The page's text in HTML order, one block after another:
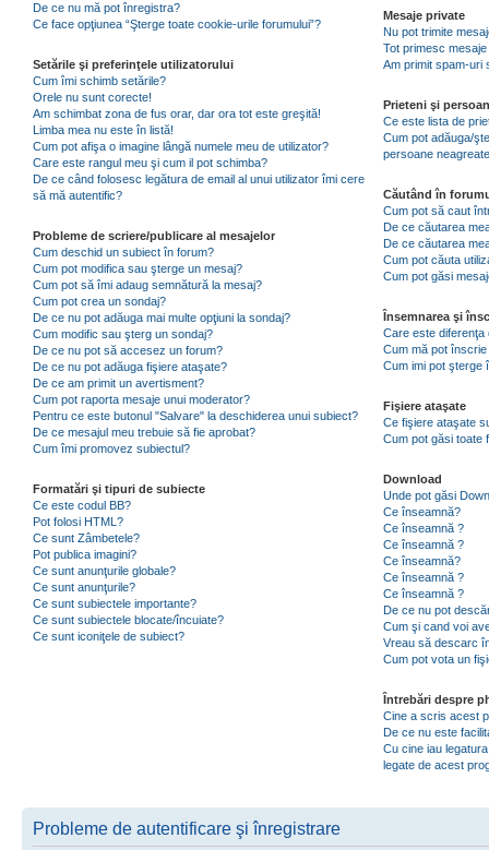
De ce nu mă pot înregistra?
Ce face opţiunea “Şterge toate cookie-urile forumului”?
Setările şi preferinţele utilizatorului
Cum îmi schimb setările?
Orele nu sunt corecte!
Am schimbat zona de fus orar, dar ora tot este greşită!
Limba mea nu este în listă!
Cum pot afişa o imagine lângă numele meu de utilizator?
Care este rangul meu şi cum il pot schimba?
De ce când folosesc legătura de email al unui utilizator îmi cere
să mă autentific?
Probleme de scriere/publicare al mesajelor
Cum deschid un subiect în forum?
Cum pot modifica sau şterge un mesaj?
Cum pot să îmi adaug semnătură la mesaj?
Cum pot crea un sondaj?
De ce nu pot adăuga mai multe opţiuni la sondaj?
Cum modific sau şterg un sondaj?
De ce nu pot să accesez un forum?
De ce nu pot adăuga fişiere ataşate?
De ce am primit un avertisment?
Cum pot raporta mesaje unui moderator?
Pentru ce este butonul "Salvare" la deschiderea unui subiect?
De ce mesajul meu trebuie să fie aprobat?
Cum îmi promovez subiectul?
Formatări şi tipuri de subiecte
Ce este codul BB?
Pot folosi HTML?
Ce sunt Zâmbetele?
Pot publica imagini?
Ce sunt anunţurile globale?
Ce sunt anunţurile?
Ce sunt subiectele importante?
Ce sunt subiectele blocate/încuiate?
Ce sunt iconiţele de subiect?
Mesaje private
Nu pot trimite
Tot primesc
Am primit spam-uri
Prieteni şi
Ce este lista de
Cum pot adăuga/
persoane
Căutând în
Cum pot să caut
De ce căutarea
De ce căutarea
Cum pot căuta
Cum pot găsi
Însemnarea şi
Care este
Cum mă pot
Cum imi pot şterge
Fişiere ataşate
Ce fişiere ataşate
Cum pot găsi toate
Download
Unde pot găsi
Ce înseamnă?
Ce înseamnă ?
Ce înseamnă ?
Ce înseamnă?
Ce înseamnă ?
Ce înseamnă ?
De ce nu pot
Cum şi cand voi
Vreau să descarc
Cum pot vota un
Întrebări despre
Cine a scris acest
De ce nu este
Cu cine iau
legate de acest
Probleme de autentificare şi înregistrare